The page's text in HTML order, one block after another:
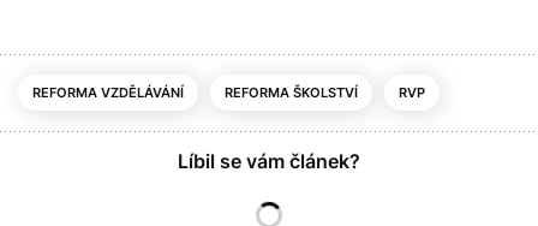
REFORMA VZDĚLÁVÁNÍ REFORMA ŠKOLSTVÍ RVP
Líbil se vám článek?